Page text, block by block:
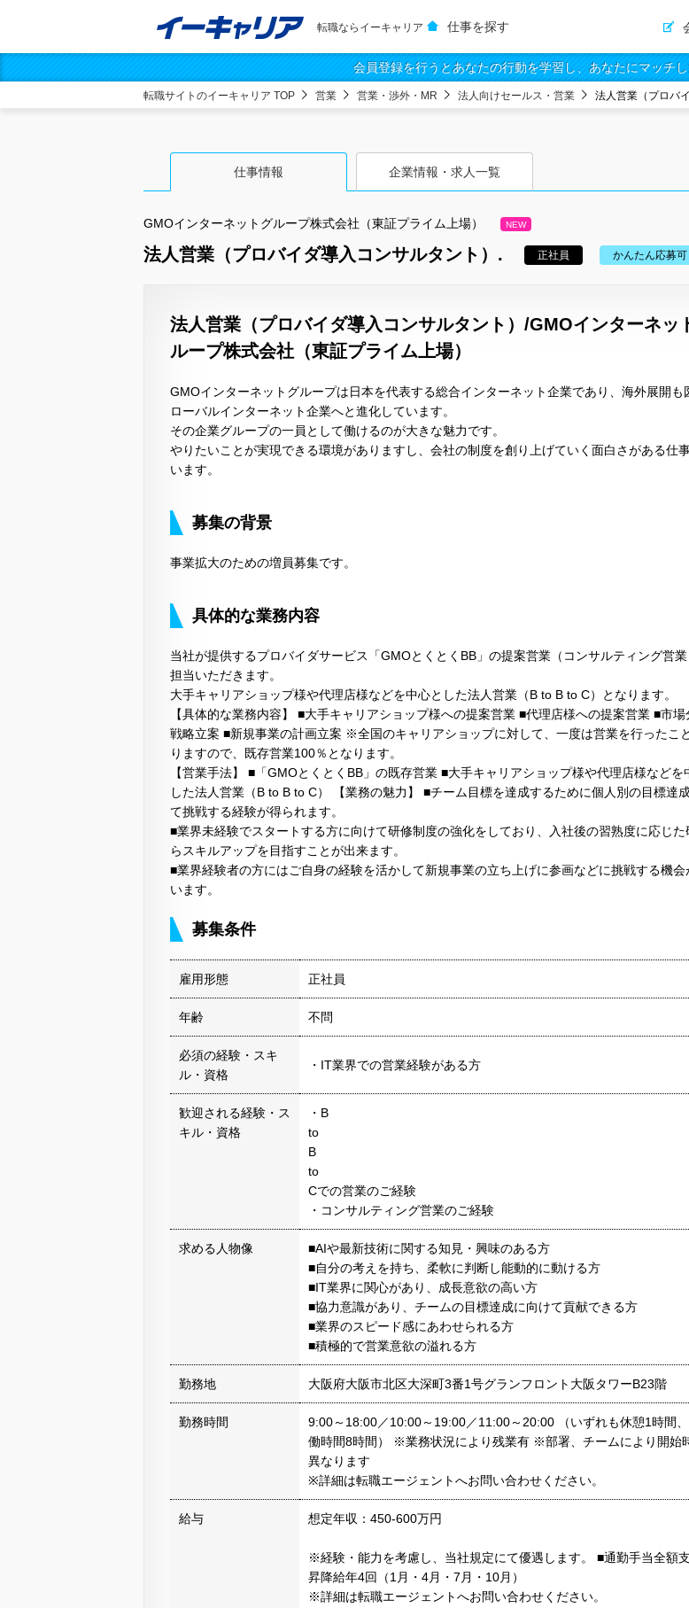
転職ならイーキャリア 仕事を探す
会員登録を行うとあなたの行動を学習し、あなたにマッチし
転職サイトのイーキャリア TOP 営業 営業・渉外・MR 法人向けセールス・営業 法人営業（プロバ
仕事情報 企業情報・求人一覧
GMOインターネットグループ株式会社（東証プライム上場） NEW
法人営業（プロバイダ導入コンサルタント）. 正社員 かんたん応募可
法人営業（プロバイダ導入コンサルタント）/GMOインターネッ
ループ株式会社（東証プライム上場）
GMOインターネットグループは日本を代表する総合インターネット企業であり、海外展開も
ローバルインターネット企業へと進化しています。
その企業グループの一員として働けるのが大きな魅力です。
やりたいことが実現できる環境がありますし、会社の制度を創り上げていく面白さがある仕
います。
募集の背景
事業拡大のための増員募集です。
具体的な業務内容
当社が提供するプロバイダサービス「GMOとくとくBB」の提案営業（コンサルティング営
担当いただきます。
大手キャリアショップ様や代理店様などを中心とした法人営業（B to B to C）となります。
【具体的な業務内容】 ■大手キャリアショップ様への提案営業 ■代理店様への提案営業 ■市場
戦略立案 ■新規事業の計画立案 ※全国のキャリアショップに対して、一度は営業を行ったこ
りますので、既存営業100％となります。
【営業手法】 ■「GMOとくとくBB」の既存営業 ■大手キャリアショップ様や代理店様などを
した法人営業（B to B to C） 【業務の魅力】 ■チーム目標を達成するために個人別の目標達
て挑戦する経験が得られます。
■業界未経験でスタートする方に向けて研修制度の強化をしており、入社後の習熟度に応じた
らスキルアップを目指すことが出来ます。
■業界経験者の方にはご自身の経験を活かして新規事業の立ち上げに参画などに挑戦する機会
います。
募集条件
雇用形態 正社員
年齢 不問
必須の経験・スキ
ル・資格
・IT業界での営業経験がある方
歓迎される経験・ス
キル・資格
・B
to
B
to
Cでの営業のご経験
・コンサルティング営業のご経験
求める人物像
■AIや最新技術に関する知見・興味のある方
■自分の考えを持ち、柔軟に判断し能動的に動ける方
■IT業界に関心があり、成長意欲の高い方
■協力意識があり、チームの目標達成に向けて貢献できる方
■業界のスピード感にあわせられる方
■積極的で営業意欲の溢れる方
勤務地 大阪府大阪市北区大深町3番1号グランフロント大阪タワーB23階
勤務時間
9:00～18:00／10:00～19:00／11:00～20:00 （いずれも休憩1時間
働時間8時間） ※業務状況により残業有 ※部署、チームにより開始
異なります
※詳細は転職エージェントへお問い合わせください。
給与 想定年収：450-600万円
※経験・能力を考慮し、当社規定にて優遇します。 ■通勤手当全額
昇降給年4回（1月・4月・7月・10月）
※詳細は転職エージェントへお問い合わせください。